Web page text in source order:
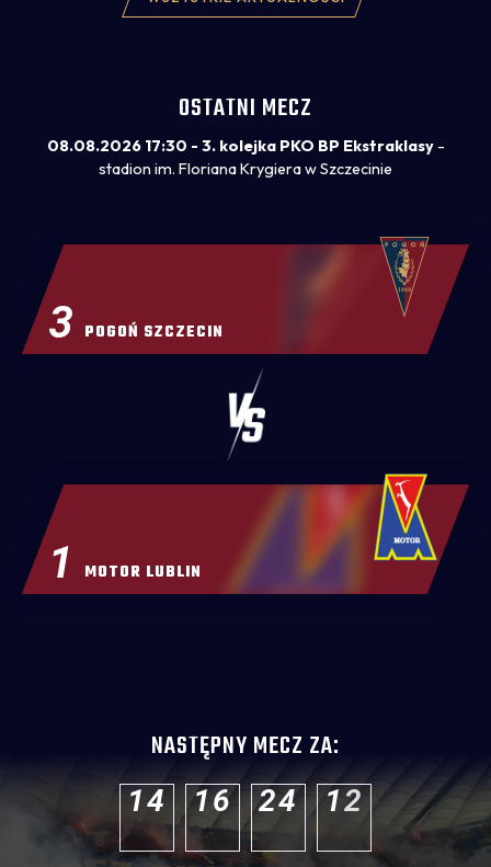
wszystkim wynik zespołu. Notował Dominik
OSTATNI MECZ
08.08.2026 17:30 - 3. kolejka PKO BP Ekstraklasy-
stadion im. Floriana Krygiera w Szczecinie
3 POGOŃ SZCZECIN
MOTOR LUBLIN
1
NASTĘPNY MECZ ZA:
14 16 24 11